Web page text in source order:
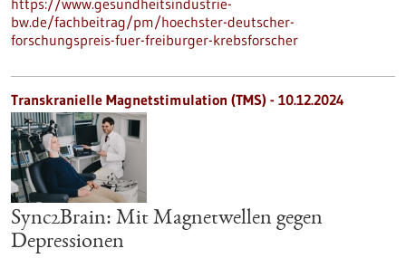
https://www.gesundheitsindustrie-
bw.de/fachbeitrag/pm/hoechster-deutscher-
forschungspreis-fuer-freiburger-krebsforscher
Transkranielle Magnetstimulation (TMS) - 10.12.2024
Sync2Brain: Mit Magnetwellen gegen
Depressionen